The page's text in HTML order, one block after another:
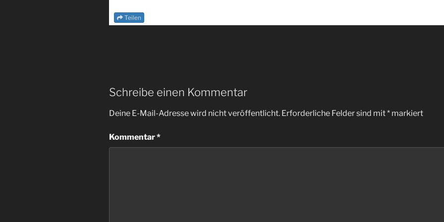
Teilen
Schreibe einen Kommentar
Deine E-Mail-Adresse wird nicht veröffentlicht. Erforderliche Felder sind mit* markiert
Kommentar*